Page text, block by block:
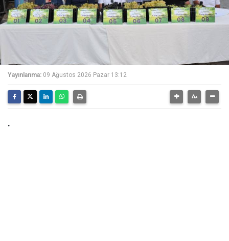
Yayınlanma: 09 Ağustos 2026 Pazar 13:12
.